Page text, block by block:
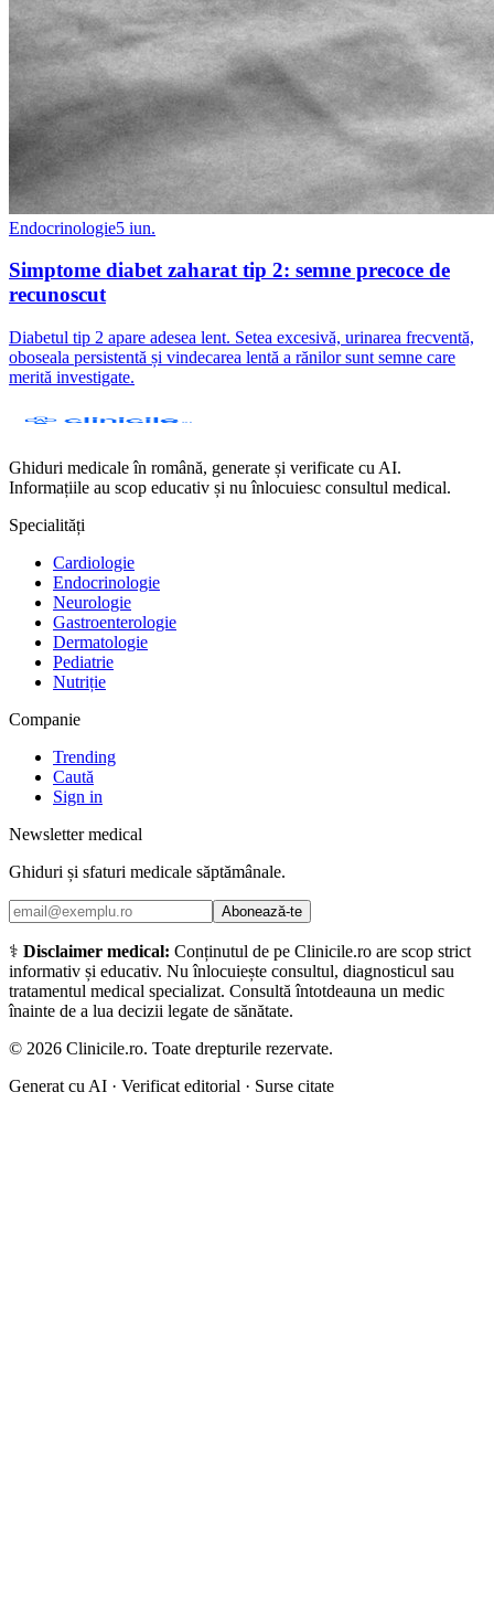
Endocrinologie5 iun.
Simptome diabet zaharat tip 2: semne precoce de
recunoscut
Diabetul tip 2 apare adesea lent. Setea excesivă, urinarea frecventă,
oboseala persistentă și vindecarea lentă a rănilor sunt semne care
merită investigate.
Ghiduri medicale în română, generate și verificate cu AI.
Informațiile au scop educativ și nu înlocuiesc consultul medical.
Specialități
Cardiologie
Endocrinologie
Neurologie
Gastroenterologie
Dermatologie
Pediatrie
Nutriție
Companie
Trending
Caută
Sign in
Newsletter medical
Ghiduri și sfaturi medicale săptămânale.
Abonează-te
⚕️ Disclaimer medical: Conținutul de pe Clinicile.ro are scop strict
informativ și educativ. Nu înlocuiește consultul, diagnosticul sau
tratamentul medical specializat. Consultă întotdeauna un medic
înainte de a lua decizii legate de sănătate.
© 2026 Clinicile.ro. Toate drepturile rezervate.
Generat cu AI · Verificat editorial · Surse citate